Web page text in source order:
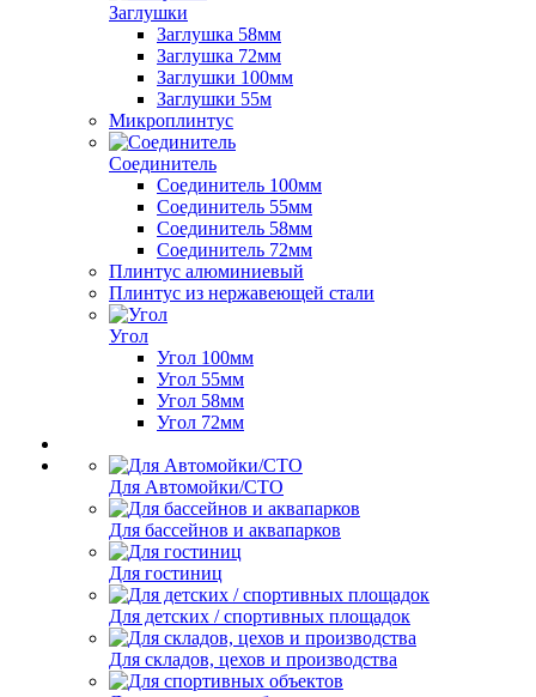
Заглушки
Заглушка 58мм
Заглушка 72мм
Заглушки 100мм
Заглушки 55м
Микроплинтус
Соединитель
Соединитель 100мм
Соединитель 55мм
Соединитель 58мм
Соединитель 72мм
Плинтус алюминиевый
Плинтус из нержавеющей стали
Угол
Угол 100мм
Угол 55мм
Угол 58мм
Угол 72мм
Для Автомойки/СТО
Для бассейнов и аквапарков
Для гостиниц
Для детских / спортивных площадок
Для складов, цехов и производства